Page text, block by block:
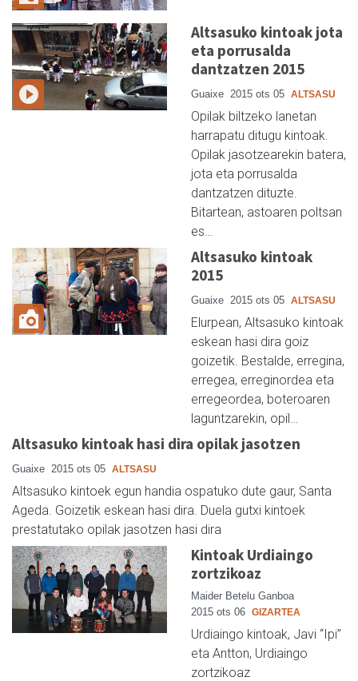
Altsasuko kintoak jota
eta porrusalda
dantzatzen 2015
Guaixe 2015 ots 05 ALTSASU
Opilak biltzeko lanetan
harrapatu ditugu kintoak.
Opilak jasotzearekin batera,
jota eta porrusalda
dantzatzen dituzte.
Bitartean, astoaren poltsan
es…
Altsasuko kintoak
2015
Guaixe 2015 ots 05 ALTSASU
Elurpean, Altsasuko kintoak
eskean hasi dira goiz
goizetik. Bestalde, erregina,
erregea, erreginordea eta
erregeordea, boteroaren
laguntzarekin, opil…
Altsasuko kintoak hasi dira opilak jasotzen
Guaixe 2015 ots 05 ALTSASU
Altsasuko kintoek egun handia ospatuko dute gaur, Santa
Ageda. Goizetik eskean hasi dira. Duela gutxi kintoek
prestatutako opilak jasotzen hasi dira
Kintoak Urdiaingo
zortzikoaz
Maider Betelu Ganboa
2015 ots 06 GIZARTEA
Urdiaingo kintoak, Javi “Ipi”
eta Antton, Urdiaingo
zortzikoaz